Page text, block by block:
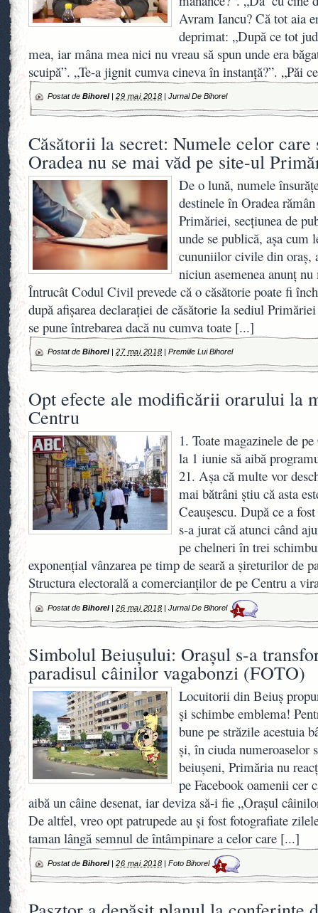
Avram Iancu? Că tot aia
deprimat: „După ce tot
mea, iar mâna mea nici nu vreau să spun unde era
scuipă”. „Te-a jignit cumva cineva în instanță?”. „Păi
Postat de Bihorel| 29 mai 2018 |Jurnal De Bihorel
Căsătorii la secret: Numele celor care
Oradea nu se mai văd pe site-ul
De o lună, numele
destinele în Oradea
Primăriei, secţiunea de
unde se publică, aşa cum
cununiilor civile din oraş,
niciun asemenea anunţ
Întrucât Codul Civil prevede că o căsătorie poate fi
după afişarea declaraţiei de căsătorie la sediul
se pune întrebarea dacă nu cumva toate [...]
Postat de Bihorel| 27 mai 2018 |Premiile Lui Bihorel
Opt efecte ale modificării orarului la
Centru
1. Toate magazinele de
la 1 iunie să aibă
21. Așa că multe vor
mai bătrâni știu că asta
Ceaușescu. După ce a
s-a jurat că atunci când
pe chelneri în trei
exponențial vânzarea pe timp de seară a șireturilor de
Structura electorală a comercianților de pe Centru a
Postat de Bihorel| 26 mai 2018 |Jurnal De Bihorel 1
Simbolul Beiuşului: Orașul s-a
paradisul câinilor vagabonzi (FOTO)
Locuitorii din Beiuş
şi schimbe emblema!
bune pe străzile acestuia
şi, în ciuda numeroaselor
beiuşeni, Primăria nu
pe Facebook oamenii cer
aibă un câine desenat, iar deviza să-i fie „Oraşul
De altfel, vreo opt patrupede au şi fost fotografiate
taman lângă semnul de întâmpinare a celor care [...]
Postat de Bihorel| 26 mai 2018 |Foto Bihorel 1